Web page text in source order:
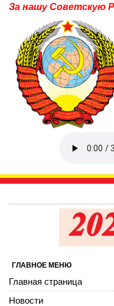
За нашу Советскую
ГЛАВНОЕ МЕНЮ
Главная страница
Новости